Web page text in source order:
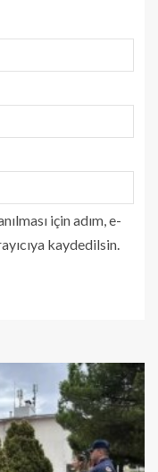
için adım, e-
kaydedilsin.